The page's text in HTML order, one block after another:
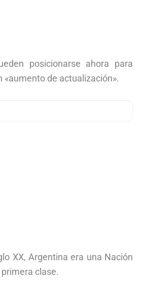
posicionarse ahora para
«aumento de actualización».
XX, Argentina era una Nación
clase.